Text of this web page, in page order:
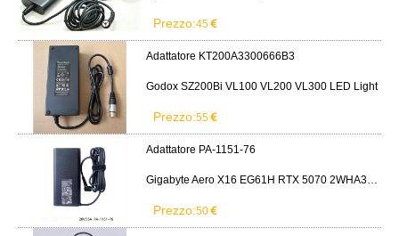
Prezzo:45
Adattatore KT200A3300666B3
Godox SZ200Bi VL100 VL200 VL300 LED Light
Prezzo:55
Adattatore PA-1151-76
Gigabyte Aero X16 EG61H RTX 5070 2WHA3USC64AH LITEON PA-1151-76 150W adapter
Prezzo:50